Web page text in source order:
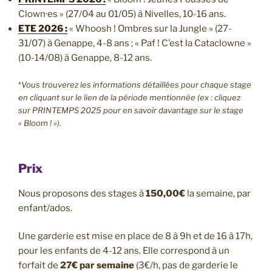
Clown·es » (27/04 au 01/05) à Nivelles, 10-16 ans.
ETE 2026 :« Whoosh ! Ombres sur la Jungle » (27-
31/07) à Genappe, 4-8 ans ; « Paf ! C’est la Cataclowne »
(10-14/08) à Genappe, 8-12 ans.
*Vous trouverez les informations détaillées pour chaque stage
en cliquant sur le lien de la période mentionnée (ex : cliquez
sur PRINTEMPS 2025 pour en savoir davantage sur le stage
« Bloom ! »).
Prix
Nous proposons des stages à150,00€ la semaine, par
enfant/ados.
Une garderie est mise en place de 8 à 9h et de 16 à 17h,
pour les enfants de 4-12 ans. Elle correspond à un
forfait de 27€ par semaine (3€/h, pas de garderie le